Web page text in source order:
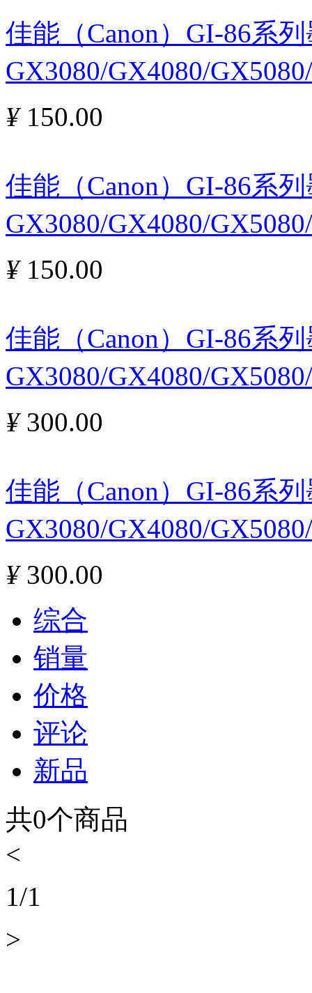
佳能（Canon）GI-86系
GX3080/GX4080/
¥150.00
佳能（Canon）GI-86系
GX3080/GX4080/
¥150.00
佳能（Canon）GI-86系
GX3080/GX4080/
¥300.00
佳能（Canon）GI-86系
GX3080/GX4080/
¥300.00
综合
销量
价格
评论
新品
共0个商品
<
1/1
>